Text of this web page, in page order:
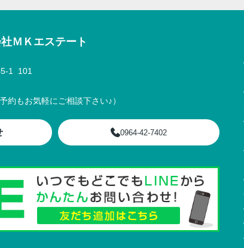
ＭＫエステート
1 101
約もお気軽にご相談下さい♪）
0964-42-7402